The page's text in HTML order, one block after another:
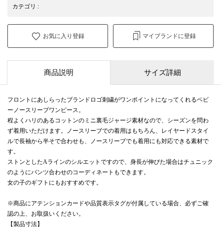
カテゴリ :
お気に入り登録 マイブランドに登録
商品説明 サイズ詳細
フロントにあしらったブランドロゴ刺繍がワンポイントになってくれるベビ
ーノースリーブワンピース。
程よくハリのあるコットンのミニ裏毛ジャージ素材なので、シーズンを問わ
ず着用いただけます。ノースリーブでの着用はもちろん、レイヤードスタイ
ルで長袖から半そで合わせも、ノースリーブでも着用にも対応できる素材で
す。
ストンとしたAラインのシルエットですので、身長が伸びた場合はチュニック
のようにパンツ合わせのコーディネートもできます。
女の子のギフトにもおすすめです。
※商品にアテンションカードや品質表示タグが付属している場合、必ずご確
認の上、お取扱いください。
【製品寸法】